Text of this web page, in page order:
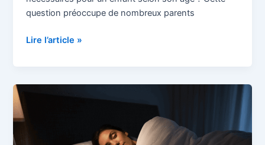
question préoccupe de nombreux parents
Lire l’article »